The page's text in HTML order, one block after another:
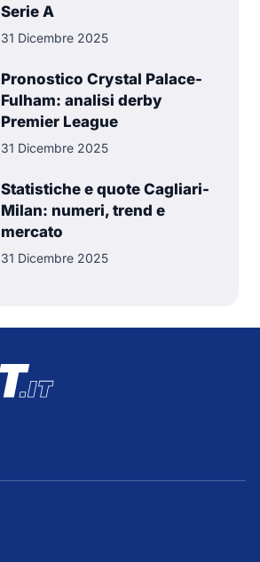
Serie A
31 Dicembre 2025
Pronostico Crystal Palace-
Fulham: analisi derby
Premier League
31 Dicembre 2025
Statistiche e quote Cagliari-
Milan: numeri, trend e
mercato
31 Dicembre 2025